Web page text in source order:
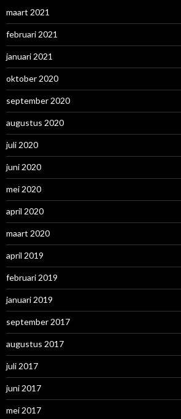
maart 2021
februari 2021
januari 2021
oktober 2020
september 2020
augustus 2020
juli 2020
juni 2020
mei 2020
april 2020
maart 2020
april 2019
februari 2019
januari 2019
september 2017
augustus 2017
juli 2017
juni 2017
mei 2017